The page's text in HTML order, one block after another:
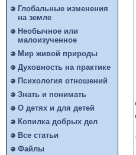
Глобальные изменения
на земле
Необычное или
малоизученное
Мир живой природы
Духовность на практике
Психология отношений
Знать и понимать
О детях и для детей
Копилка добрых дел
Все статьи
Файлы